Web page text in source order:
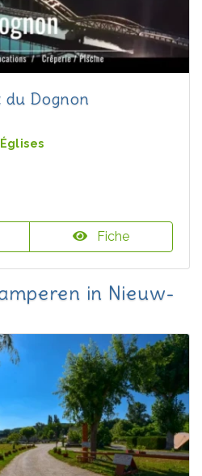
Dognon
Fiche
in Nieuw-